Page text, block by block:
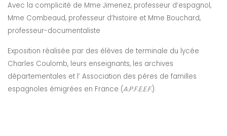
Avec la complicité de Mme Jimenez, professeur d’espagnol,
Mme Combeaud, professeur d’histoire et Mme Bouchard,
professeur-documentaliste
Exposition réalisée par des élèves de terminale du lycée
Charles Coulomb, leurs enseignants, les archives
départementales et l’ Association des pères de familles
espagnoles émigrées en France (A.P.F.E.E.F.).